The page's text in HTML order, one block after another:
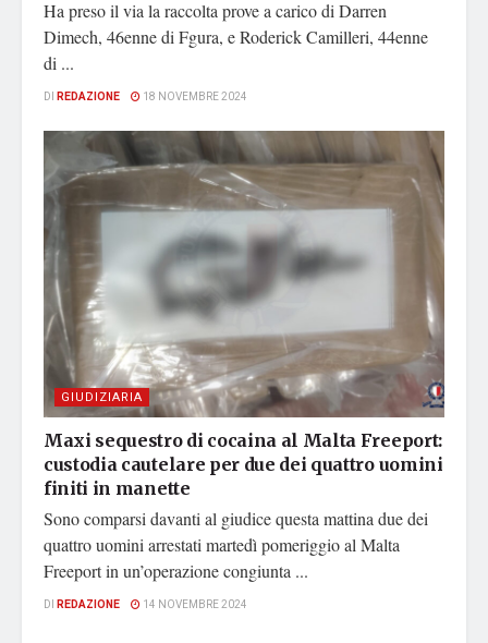
Ha preso il via la raccolta prove a carico di Darren
Dimech, 46enne di Fgura, e Roderick Camilleri, 44enne
di ...
DI REDAZIONE 18 NOVEMBRE 2024
GIUDIZIARIA
Maxi sequestro di cocaina al Malta Freeport:
custodia cautelare per due dei quattro uomini
finiti in manette
Sono comparsi davanti al giudice questa mattina due dei
quattro uomini arrestati martedì pomeriggio al Malta
Freeport in un’operazione congiunta ...
DI REDAZIONE 14 NOVEMBRE 2024